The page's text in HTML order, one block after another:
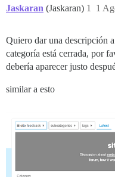
Jaskaran (Jaskaran) 1
1
Quiero dar una descripción
categoría está cerrada, por
debería aparecer justo
similar a esto